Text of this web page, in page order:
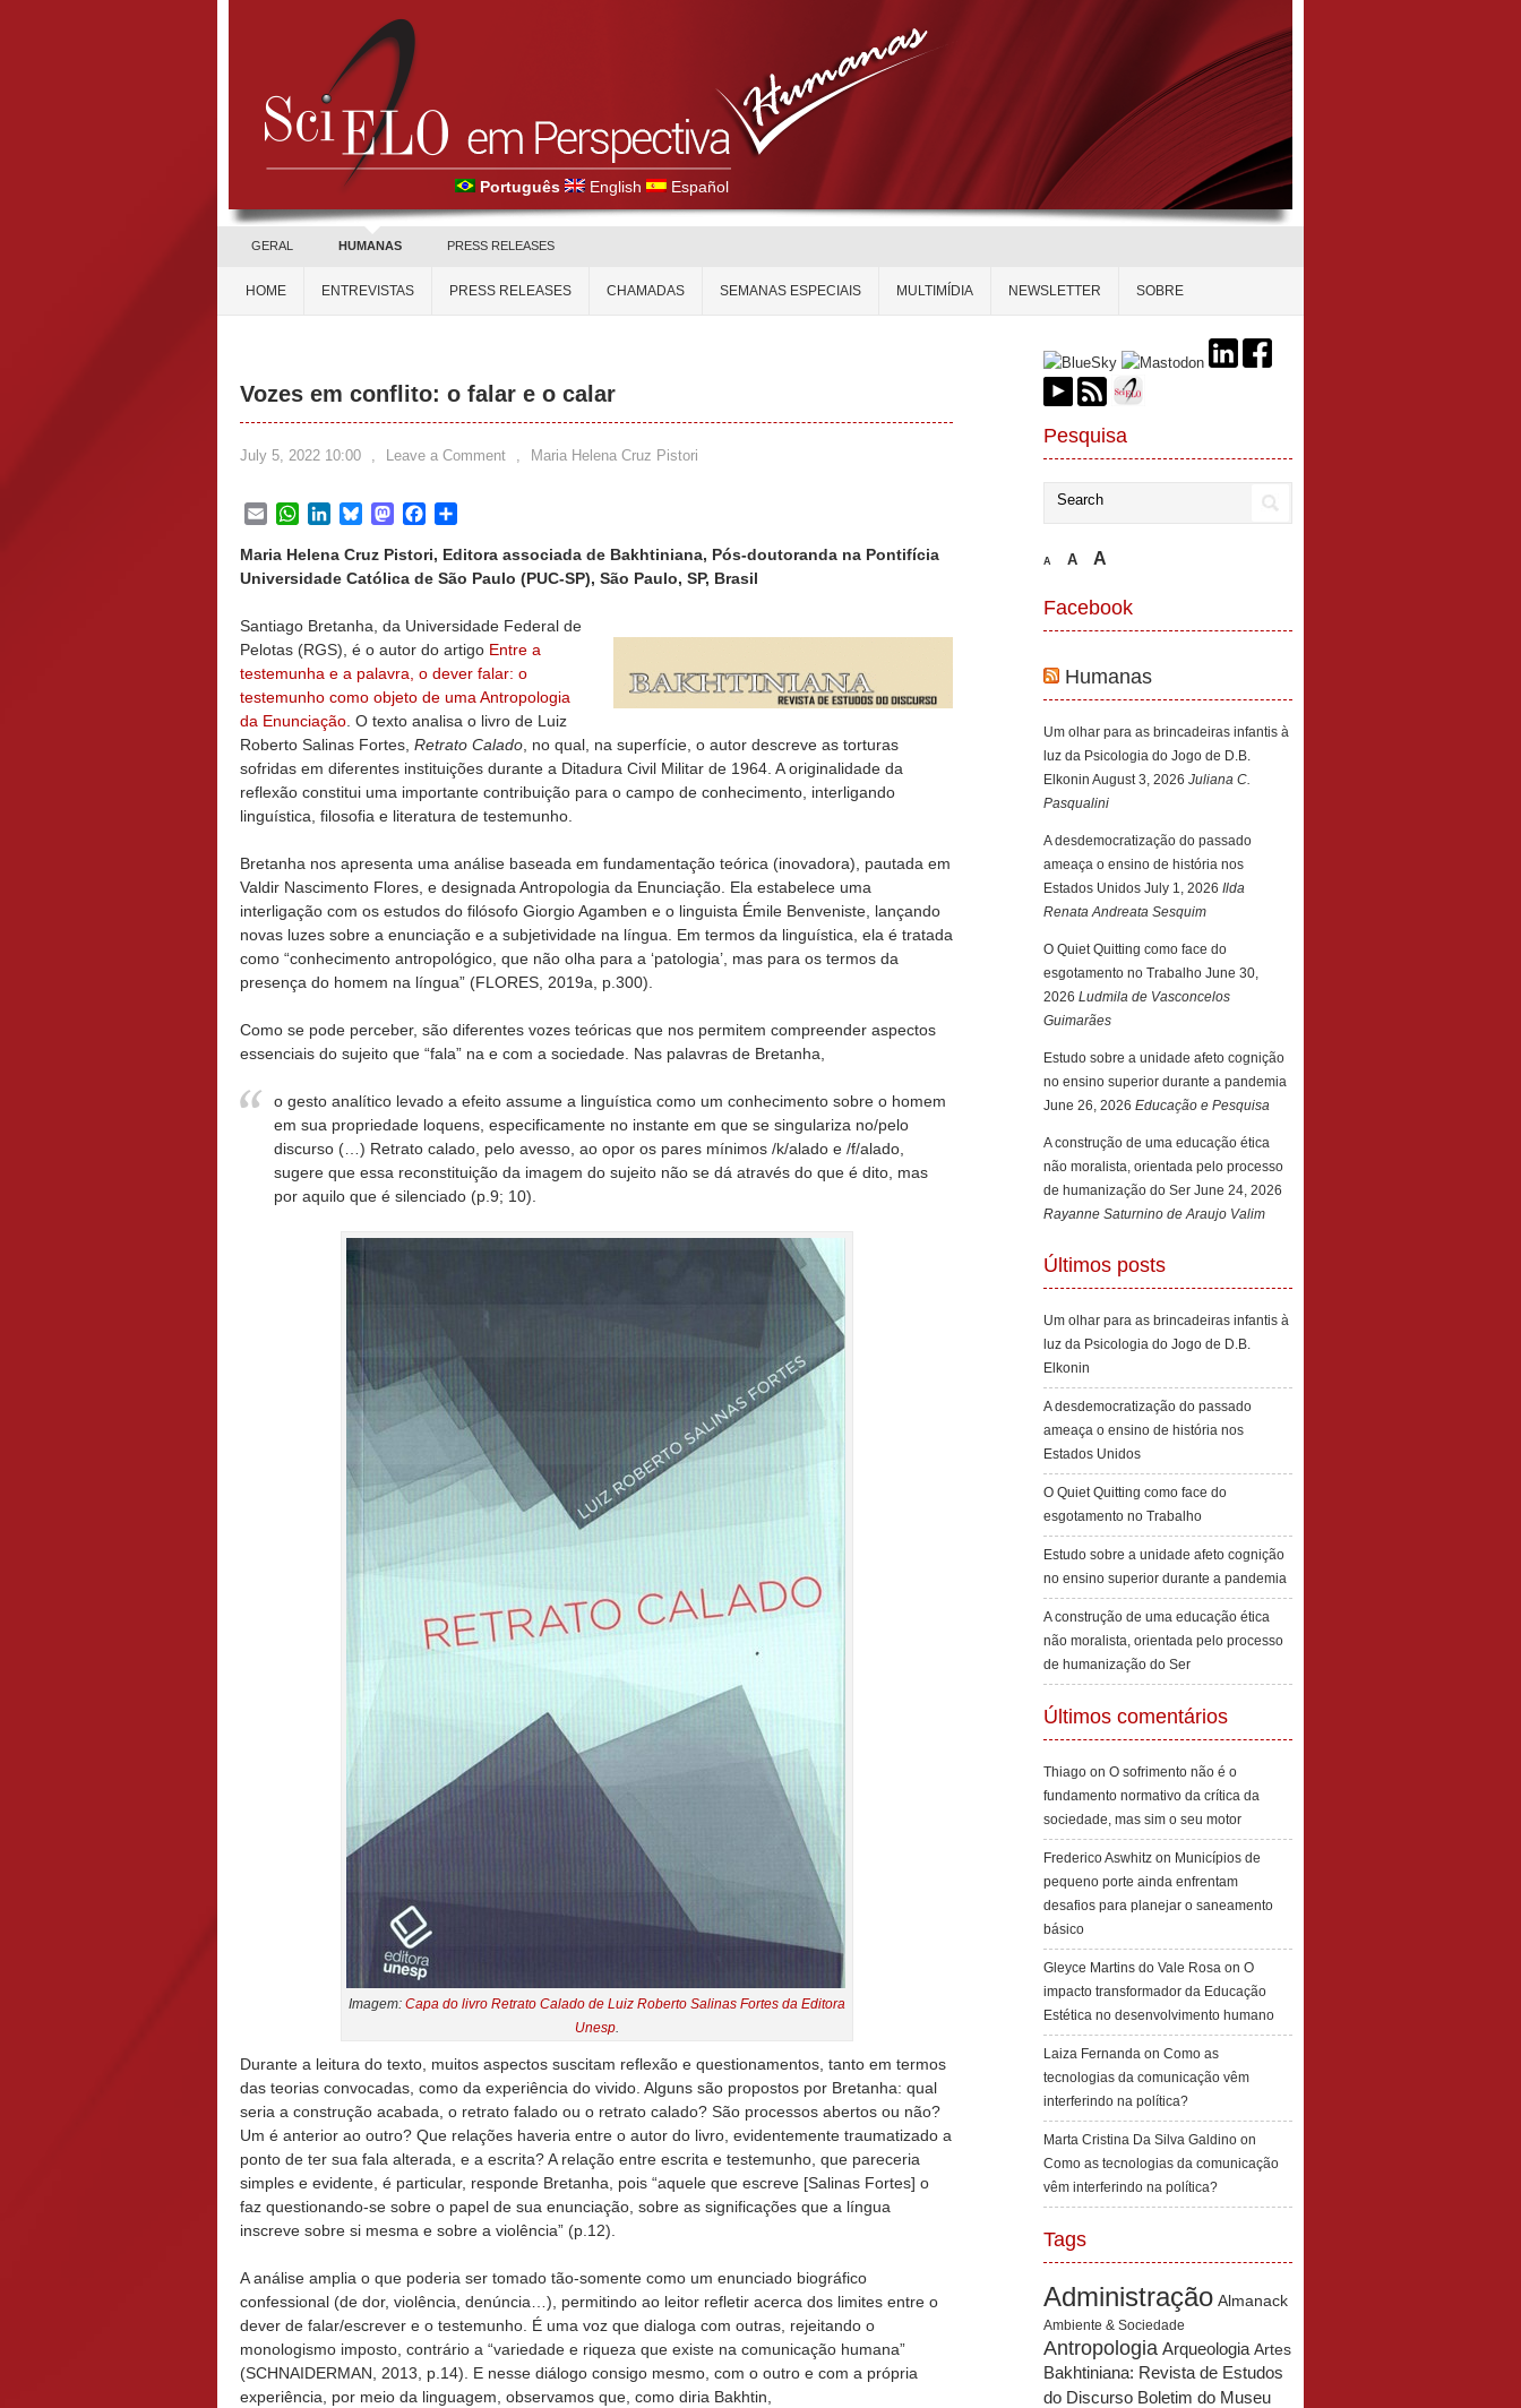
Português English Español
GERAL HUMANAS PRESS RELEASES
HOME ENTREVISTAS PRESS RELEASES CHAMADAS SEMANAS ESPECIAIS MULTIMÍDIA NEWSLETTER SOBRE
Vozes em conflito: o falar e o calar
July 5, 2022 10:00 , Leave a Comment , Maria Helena Cruz Pistori
EmailWhatsApp
LinkedInBlueskyMastodonFacebook
Maria Helena Cruz Pistori, Editora associada de Bakhtiniana, Pós-doutoranda na Pontifícia
Universidade Católica de São Paulo (PUC-SP), São Paulo, SP, Brasil
Santiago Bretanha, da Universidade Federal de
Pelotas (RGS), é o autor do artigo Entre a
testemunha e a palavra, o dever falar: o
testemunho como objeto de uma Antropologia
da Enunciação . O texto analisa o livro de Luiz
Roberto Salinas Fortes, Retrato Calado , no qual, na superfície, o autor descreve as torturas
sofridas em diferentes instituições durante a Ditadura Civil Militar de 1964. A originalidade da
reflexão constitui uma importante contribuição para o campo de conhecimento, interligando
linguística, filosofia e literatura de testemunho.
Bretanha nos apresenta uma análise baseada em fundamentação teórica (inovadora), pautada em
Valdir Nascimento Flores, e designada Antropologia da Enunciação. Ela estabelece uma
interligação com os estudos do filósofo Giorgio Agamben e o linguista Émile Benveniste, lançando
novas luzes sobre a enunciação e a subjetividade na língua. Em termos da linguística, ela é tratada
como “conhecimento antropológico, que não olha para a ‘patologia’, mas para os termos da
presença do homem na língua” (FLORES, 2019a, p.300).
Como se pode perceber, são diferentes vozes teóricas que nos permitem compreender aspectos
essenciais do sujeito que “fala” na e com a sociedade. Nas palavras de Bretanha,
o gesto analítico levado a efeito assume a linguística como um conhecimento sobre o homem
em sua propriedade loquens , especificamente no instante em que se singulariza no/pelo
discurso (…) Retrato calado , pelo avesso, ao opor os pares mínimos /k/alado e /f/alado,
sugere que essa reconstituição da imagem do sujeito não se dá através do que é dito, mas
por aquilo que é silenciado (p.9; 10).
Imagem: Capa do livro Retrato Calado de Luiz Roberto Salinas Fortes da Editora
Unesp.
Durante a leitura do texto, muitos aspectos suscitam reflexão e questionamentos, tanto em termos
das teorias convocadas, como da experiência do vivido. Alguns são propostos por Bretanha: qual
seria a construção acabada, o retrato falado ou o retrato calado? São processos abertos ou não?
Um é anterior ao outro? Que relações haveria entre o autor do livro, evidentemente traumatizado a
ponto de ter sua fala alterada, e a escrita? A relação entre escrita e testemunho, que pareceria
simples e evidente, é particular, responde Bretanha, pois “aquele que escreve [Salinas Fortes] o
faz questionando-se sobre o papel de sua enunciação, sobre as significações que a língua
inscreve sobre si mesma e sobre a violência” (p.12).
A análise amplia o que poderia ser tomado tão-somente como um enunciado biográfico
confessional (de dor, violência, denúncia…), permitindo ao leitor refletir acerca dos limites entre o
dever de falar/escrever e o testemunho. É uma voz que dialoga com outras, rejeitando o
monologismo imposto, contrário a “variedade e riqueza que existe na comunicação humana”
(SCHNAIDERMAN, 2013, p.14). E nesse diálogo consigo mesmo, com o outro e com a própria
experiência, por meio da linguagem, observamos que, como diria Bakhtin,
Pesquisa
A A A
Facebook
Humanas
Um olhar para as brincadeiras infantis à
luz da Psicologia do Jogo de D.B.
Elkonin August 3, 2026 Juliana C.
Pasqualini
A desdemocratização do passado
ameaça o ensino de história nos
Estados Unidos July 1, 2026 Ilda
Renata Andreata Sesquim
O Quiet Quitting como face do
esgotamento no Trabalho June 30,
2026 Ludmila de Vasconcelos
Guimarães
Estudo sobre a unidade afeto cognição
no ensino superior durante a pandemia
June 26, 2026 Educação e Pesquisa
A construção de uma educação ética
não moralista, orientada pelo processo
de humanização do Ser June 24, 2026
Rayanne Saturnino de Araujo Valim
Últimos posts
Um olhar para as brincadeiras infantis à
luz da Psicologia do Jogo de D.B.
Elkonin
A desdemocratização do passado
ameaça o ensino de história nos
Estados Unidos
O Quiet Quitting como face do
esgotamento no Trabalho
Estudo sobre a unidade afeto cognição
no ensino superior durante a pandemia
A construção de uma educação ética
não moralista, orientada pelo processo
de humanização do Ser
Últimos comentários
Thiago on O sofrimento não é o
fundamento normativo da crítica da
sociedade, mas sim o seu motor
Frederico Aswhitz on Municípios de
pequeno porte ainda enfrentam
desafios para planejar o saneamento
básico
Gleyce Martins do Vale Rosa on O
impacto transformador da Educação
Estética no desenvolvimento humano
Laiza Fernanda on Como as
tecnologias da comunicação vêm
interferindo na política?
Marta Cristina Da Silva Galdino on
Como as tecnologias da comunicação
vêm interferindo na política?
Tags
Administração Almanack
Ambiente & Sociedade
Antropologia Arqueologia Artes
Bakhtiniana: Revista de Estudos
do Discurso Boletim do Museu